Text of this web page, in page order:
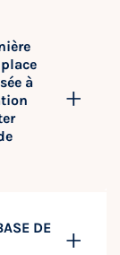
à
DE